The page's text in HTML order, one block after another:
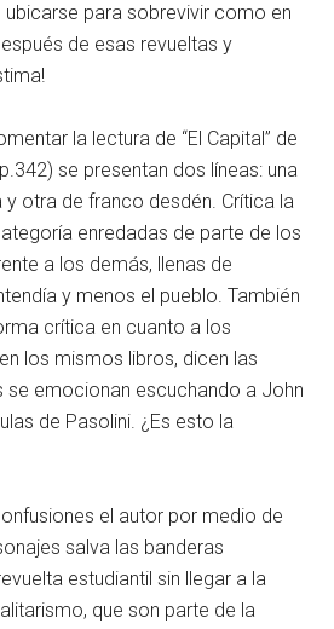
ubicarse para sobrevivir como en
de esas revueltas y
la lectura de “El Capital” de
se presentan dos líneas: una
otra de franco desdén. Crítica la
enredadas de parte de los
a los demás, llenas de
y menos el pueblo. También
crítica en cuanto a los
los mismos libros, dicen las
emocionan escuchando a John
de Pasolini. ¿Es esto la
el autor por medio de
salva las banderas
estudiantil sin llegar a la
que son parte de la